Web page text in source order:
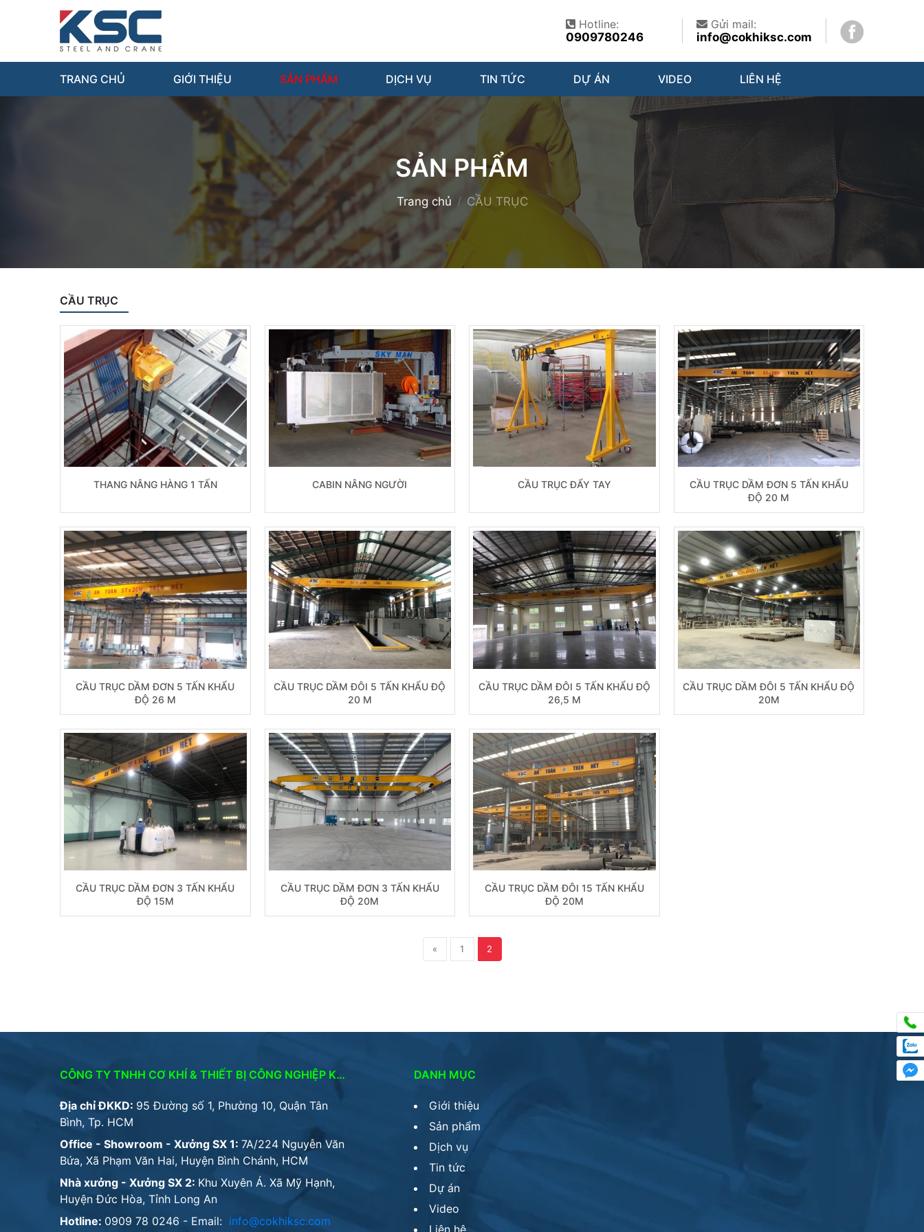
Hotline:
0909780246
Gửi mail:
info@cokhiksc.com
TRANG CHỦ GIỚI THIỆU SẢN PHẨM DỊCH VỤ TIN TỨC DỰ ÁN VIDEO LIÊN HỆ
SẢN PHẨM
Trang chủ CẦU TRỤC
CẦU TRỤC
THANG NÂNG HÀNG 1 TẤN CABIN NÂNG NGƯỜI CẦU TRỤC ĐẨY TAY
CẦU TRỤC DẦM ĐƠN 5 TẤN KHẨU
ĐỘ 20 M
CẦU TRỤC DẦM ĐƠN 5 TẤN KHẨU
ĐỘ 26 M
CẦU TRỤC DẦM ĐÔI 5 TẤN KHẨU ĐỘ
20 M
CẦU TRỤC DẦM ĐÔI 5 TẤN KHẨU ĐỘ
26,5 M
CẦU TRỤC DẦM ĐÔI 5 TẤN KHẨU ĐỘ
20M
CẦU TRỤC DẦM ĐƠN 3 TẤN KHẨU
ĐỘ 15M
CẦU TRỤC DẦM ĐƠN 3 TẤN KHẨU
ĐỘ 20M
CẦU TRỤC DẦM ĐÔI 15 TẤN KHẨU
ĐỘ 20M
« 1 2
CÔNG TY TNHH CƠ KHÍ & THIẾT BỊ CÔNG NGHIỆP KSC
Địa chỉ ĐKKD: 95 Đường số 1, Phường 10, Quận Tân
Bình, Tp. HCM
Office - Showroom - Xưởng SX 1: 7A/224 Nguyễn Văn
Bứa, Xã Phạm Văn Hai, Huyện Bình Chánh, HCM
Nhà xưởng - Xưởng SX 2: Khu Xuyên Á. Xã Mỹ Hạnh,
Huyện Đức Hòa, Tỉnh Long An
Hotline: 0909 78 0246 - Email: info@cokhiksc.com
DANH MỤC
Giới thiệu
Sản phẩm
Dịch vụ
Tin tức
Dự án
Video